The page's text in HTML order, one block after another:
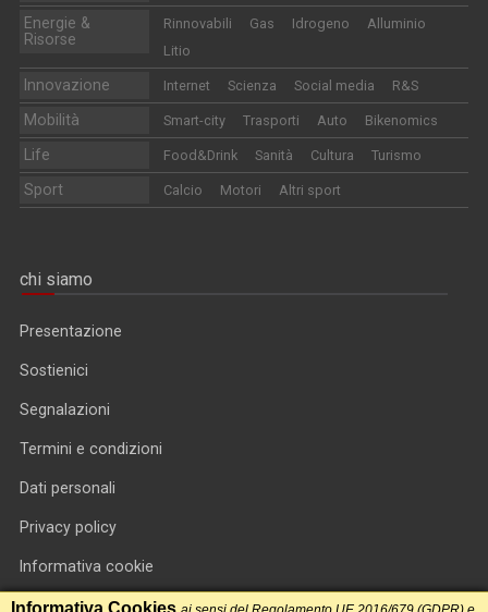
Energie &
Risorse
Rinnovabili Gas Idrogeno
Alluminio
Litio
Innovazione Internet Scienza Social media R&S
Mobilità Smart-city Trasporti Auto Bikenomics
Life Food&Drink Sanità Cultura Turismo
Sport Calcio Motori Altri sport
chi siamo
Presentazione
Sostienici
Segnalazioni
Termini e condizioni
Dati personali
Privacy policy
Informativa cookie
RSS feed
Informativa Cookies